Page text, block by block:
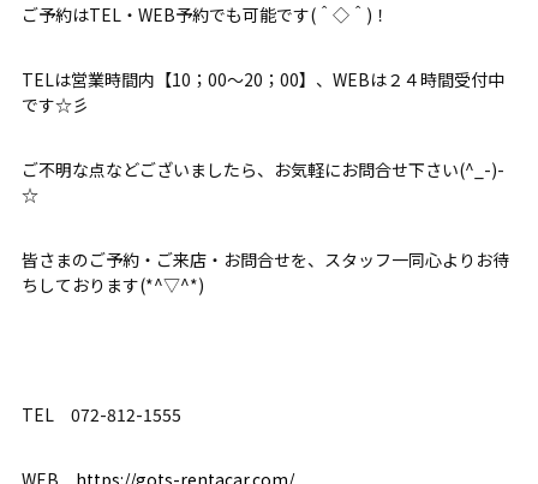
ご予約はTEL・WEB予約でも可能です(＾◇＾)！
TELは営業時間内【10；00～20；00】、WEBは２４時間受付中
です☆彡
ご不明な点などございましたら、お気軽にお問合せ下さい(^_-)-
☆
皆さまのご予約・ご来店・お問合せを、スタッフ一同心よりお待
ちしております(*^▽^*)
TEL 072-812-1555
WEB https://gots-rentacar.com/